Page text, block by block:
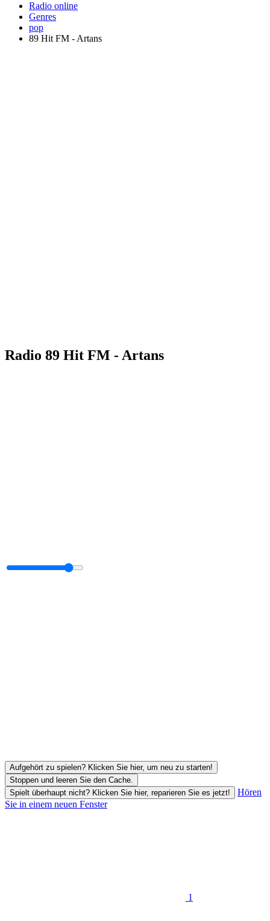
Radio online
Genres
pop
89 Hit FM - Artans
Radio 89 Hit FM - Artans
Aufgehört zu spielen? Klicken Sie hier, um neu zu starten!
Stoppen und leeren Sie den Cache.
Spielt überhaupt nicht? Klicken Sie hier, reparieren Sie es jetzt!
Hören
Sie in einem neuen Fenster
1